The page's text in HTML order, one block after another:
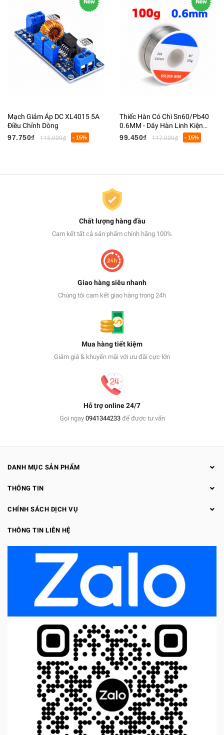
New
Mạch Giảm Áp DC XL4015 5A
Điều Chỉnh Dòng
97.750₫
115.000₫ - 15%
New
Thiếc Hàn Có Chì Sn60/Pb40
0.6MM - Dây Hàn Linh Kiện
Điện Tử Có Lõi Flux
99.450₫ 117.000₫ - 15%
Chất lượng hàng đầu
Cam kết tất cả sản phẩm chính hãng 100%
Giao hàng siêu nhanh
Chúng tôi cam kết giao hàng trong 24h
Mua hàng tiết kiệm
Giảm giá & khuyến mãi với ưu đãi cực lớn
Hỗ trợ online 24/7
Gọi ngay 0941344233để được tư vấn
DANH MỤC SẢN PHẨM
THÔNG TIN
CHÍNH SÁCH DỊCH VỤ
THÔNG TIN LIÊN HỆ